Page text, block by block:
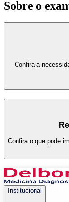
Sobre o
Confira a
Confira o que pode
Institucional